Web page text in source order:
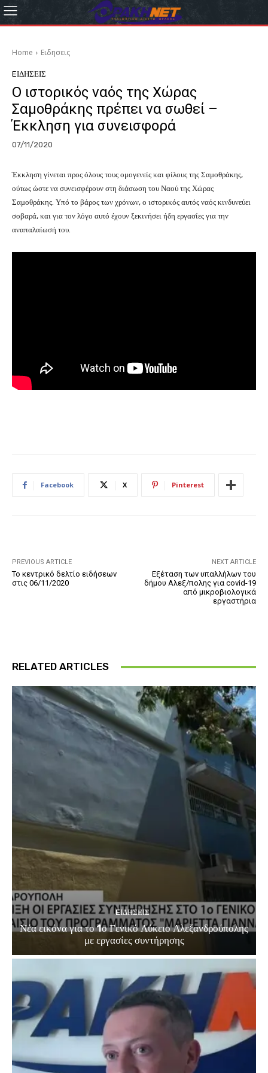
Home Eιδησεις
EΙΔΗΣΕΙΣ
Ο ιστορικός ναός της Χώρας
Σαμοθράκης πρέπει να σωθεί –
Έκκληση για συνεισφορά
07/11/2020
Έκκληση γίνεται προς όλους τους ομογενείς και φίλους της Σαμοθράκης,
ούτως ώστε να συνεισφέρουν στη διάσωση του Ναού της Χώρας
Σαμοθράκης. Υπό το βάρος των χρόνων, ο ιστορικός αυτός ναός κινδυνεύει
σοβαρά, και για τον λόγο αυτό έχουν ξεκινήσει ήδη εργασίες για την
αναπαλαίωσή του.
Facebook X Pinterest
PREVIOUS ARTICLE
Το κεντρικό δελτίο ειδήσεων
στις 06/11/2020
NEXT ARTICLE
Εξέταση των υπαλλήλων του
δήμου Αλεξ/πολης για covid-19
από μικροβιολογικά
εργαστήρια
RELATED ARTICLES
EΙΔΗΣΕΙΣ
Νέα εικόνα για το 1ο Γενικό Λύκειο Αλεξανδρούπολης
με εργασίες συντήρησης